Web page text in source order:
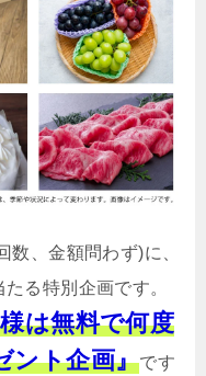
、金額問わず)に、
る特別企画です。
は無料で何度
ント企画』です